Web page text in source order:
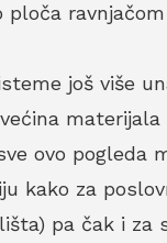
još više
ovo pogleda
kako za
pa čak i za